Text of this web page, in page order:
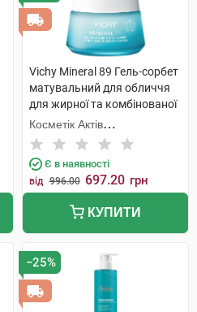
Vichy Mineral 89 Гель-сорбет
матувальний для обличчя
для жирної та комбінованої
шкіри 50 мл 1 банка
Косметік Актів
Інтернаціональ
Є в наявності
від 996.00 697.20 грн
КУПИТИ
−25%